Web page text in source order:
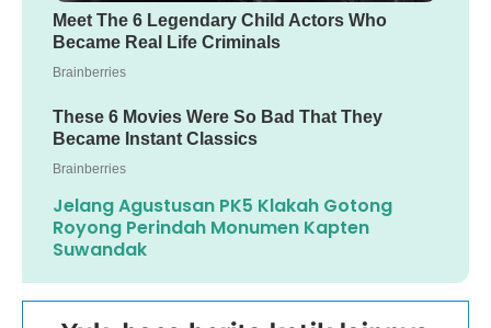
Jelang Agustusan PK5 Klakah Gotong
Royong Perindah Monumen Kapten
Suwandak